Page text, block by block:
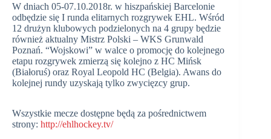
W dniach 05-07.10.2018r. w hiszpańskiej Barcelonie
odbędzie się I runda elitarnych rozgrywek EHL. Wśród
12 drużyn klubowych podzielonych na 4 grupy będzie
również aktualny Mistrz Polski – WKS Grunwald
Poznań. “Wojskowi” w walce o promocję do kolejnego
etapu rozgrywek zmierzą się kolejno z HC Mińsk
(Białoruś) oraz Royal Leopold HC (Belgia). Awans do
kolejnej rundy uzyskają tylko zwycięzcy grup.
Wszystkie mecze dostępne będą za pośrednictwem
strony: http://ehlhockey.tv/